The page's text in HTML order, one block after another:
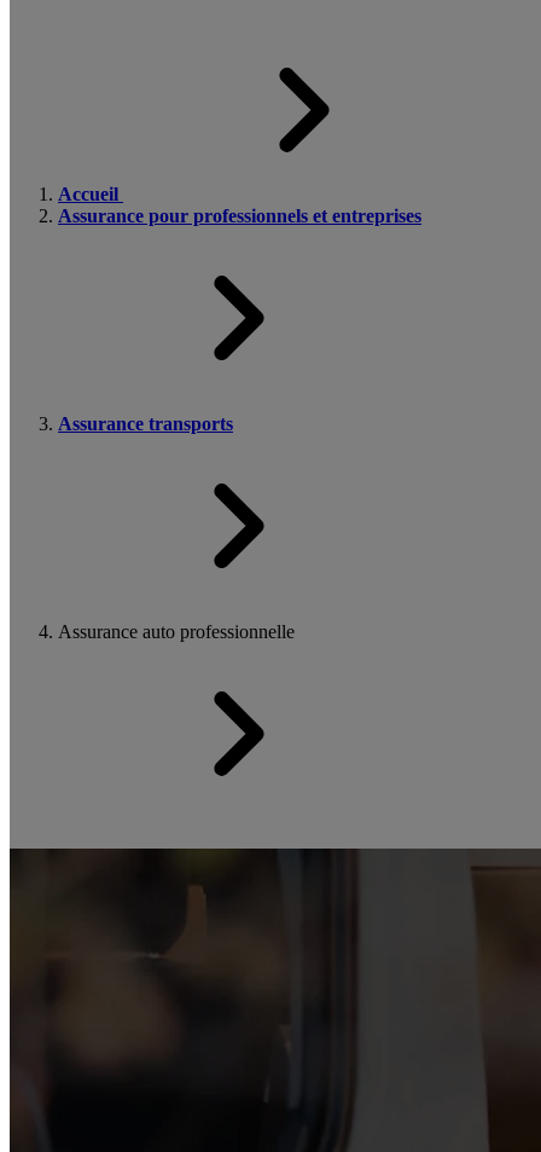
Accueil
Assurance pour professionnels et entreprises
Assurance transports
Assurance auto professionnelle